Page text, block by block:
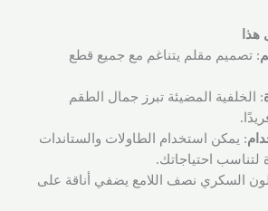
هذا
: تصميم مقلم يتناغم مع جميع قطع
: الخلفية المضيئة تبرز جمال الطقم
: يمكن استخدام الطاولات والستاندات
لتناسب احتياجاتك.
السكري نصف اللامع يضفي أناقة على